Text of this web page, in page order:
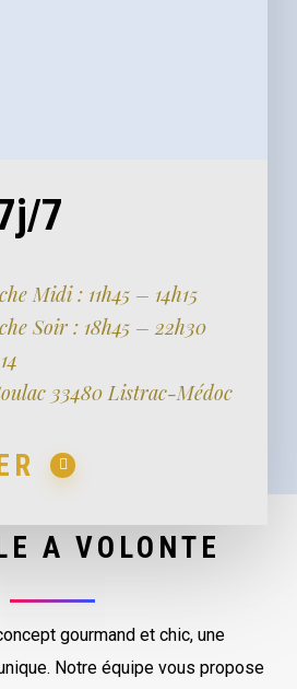
7
Midi : 11h45 – 14h15
Soir : 18h45 – 22h30
33480 Listrac-Médoc
A VOLONTE
gourmand et chic, une
Notre équipe vous propose